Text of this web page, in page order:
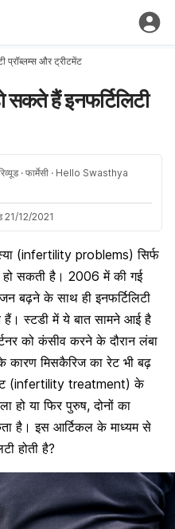
प्रॉब्लम्स और ट्रीटमेंट
सकते हैं इनफर्टिलिटी
· फार्मेसी · Hello Swasthya
21/12/2021
(infertility problems) सिर्फ
हो सकती है। 2006 में की गई
बढ़ने के साथ ही इनफर्टिलिटी
स्टडी में ये बात सामने आई है
को कंसीव करने के दौरान लंबा
कारण मिसकैरिज का रेट भी बढ़
(infertility treatment) के
हो या फिर पुरुष, दोनों का
है। इस आर्टिकल के माध्यम से
होती है?